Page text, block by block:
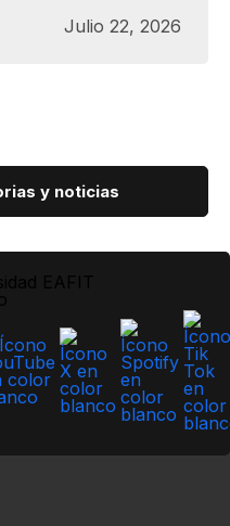
Julio 22, 2026
y noticias